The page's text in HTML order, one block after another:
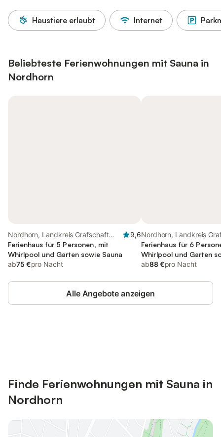
Haustiere erlaubt Internet
Beliebteste Ferienwohnungen mit Sauna in
Nordhorn
Nordhorn, Landkreis Grafschaft
Bentheim
9,6
Ferienhaus für 5 Personen, mit
Whirlpool und Garten sowie Sauna
ab75 €pro Nacht
Nordhorn, Landkreis
Bentheim
Ferienhaus für 6
Whirlpool und Garten
ab88 €pro Nacht
Alle Angebote anzeigen
Finde Ferienwohnungen mit Sauna in
Nordhorn